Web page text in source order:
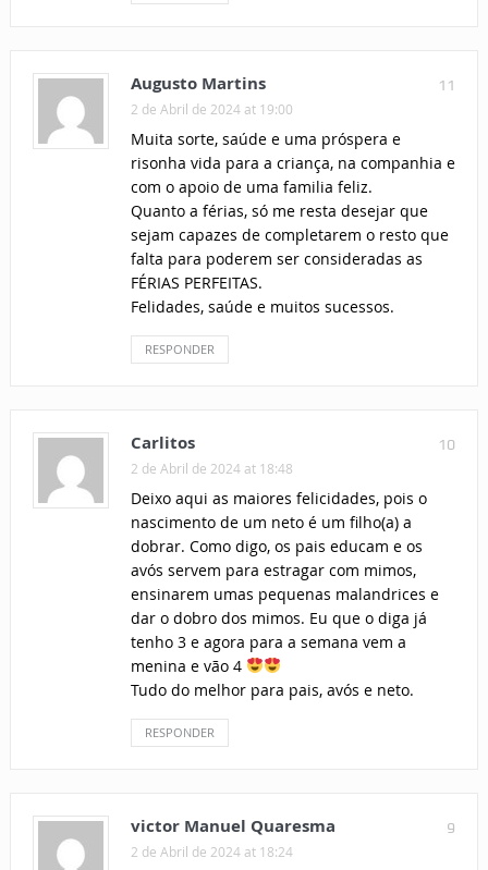
11
Augusto Martins
2 de Abril de 2024 at 19:00
Muita sorte, saúde e uma próspera e
risonha vida para a criança, na companhia e
com o apoio de uma familia feliz.
Quanto a férias, só me resta desejar que
sejam capazes de completarem o resto que
falta para poderem ser consideradas as
FÉRIAS PERFEITAS.
Felidades, saúde e muitos sucessos.
RESPONDER
10
Carlitos
2 de Abril de 2024 at 18:48
Deixo aqui as maiores felicidades, pois o
nascimento de um neto é um filho(a) a
dobrar. Como digo, os pais educam e os
avós servem para estragar com mimos,
ensinarem umas pequenas malandrices e
dar o dobro dos mimos. Eu que o diga já
tenho 3 e agora para a semana vem a
menina e vão 4
Tudo do melhor para pais, avós e neto.
RESPONDER
9
victor Manuel Quaresma
2 de Abril de 2024 at 18:24